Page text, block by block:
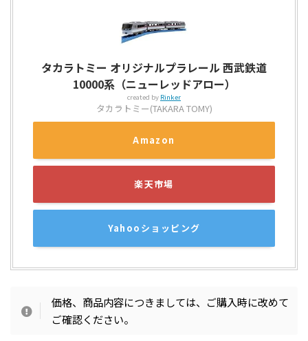
タカラトミー オリジナルプラレール 西武鉄道
10000系（ニューレッドアロー）
created by Rinker
タカラトミー(TAKARA TOMY)
Amazon
楽天市場
Yahooショッピング
価格、商品内容につきましては、ご購入時に改めて
ご確認ください。